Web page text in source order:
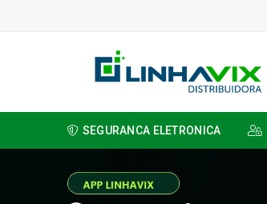
SEGURANCA ELETRONICA